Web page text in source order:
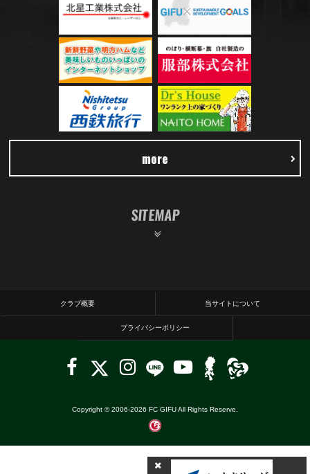
more
SITEMAP
クラブ概要 当サイトについて
プライバシーポリシー
Copyright © 2006-2026 FC GIFU All Rights Reserve.